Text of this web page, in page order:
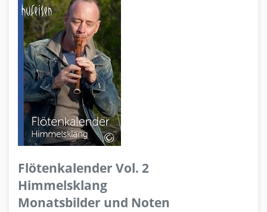
Flötenkalender Vol. 2
Himmelsklang
Monatsbilder und Noten